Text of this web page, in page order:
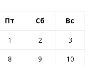
Пт Сб Вс
1 2
3
8 9
10